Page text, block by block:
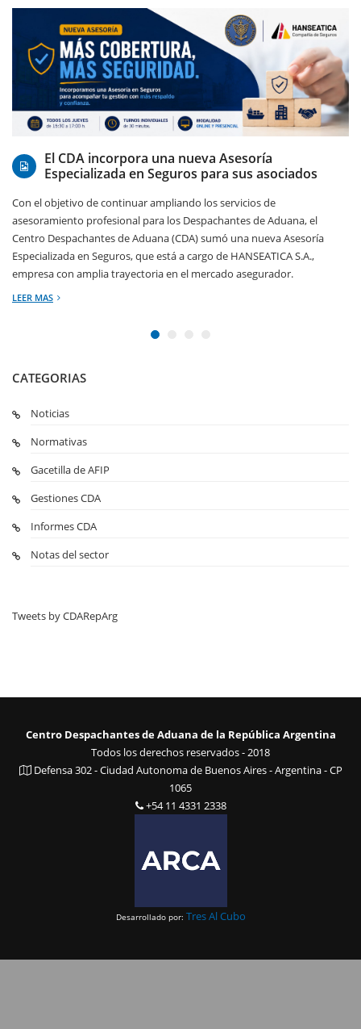
06/08/2026
El CDA incorpora una nueva Asesoría
Especializada en Seguros para sus asociados
Con el objetivo de continuar ampliando los servicios de
asesoramiento profesional para los Despachantes de Aduana, el
Centro Despachantes de Aduana (CDA) sumó una nueva Asesoría
Especializada en Seguros, que está a cargo de HANSEATICA S.A.,
empresa con amplia trayectoria en el mercado asegurador.
LEER MAS
CATEGORIAS
Noticias
Normativas
Gacetilla de AFIP
Gestiones CDA
Informes CDA
Notas del sector
Tweets by CDARepArg
Centro Despachantes de Aduana de la República Argentina
Todos los derechos reservados - 2018
Defensa 302 - Ciudad Autonoma de Buenos Aires - Argentina - CP
1065
+54 11 4331 2338
Desarrollado por: Tres Al Cubo